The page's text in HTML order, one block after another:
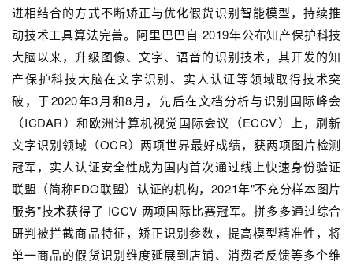
进相结合的方式不断矫正与优化假货识别智能模型，持续推
动技术工具算法完善。阿里巴巴自 2019年公布知产保护科技
大脑以来，升级图像、文字、语音的识别技术，其开发的知
产保护科技大脑在文字识别、实人认证等领域取得技术突
破，于2020年3月和8月，先后在文档分析与识别国际峰会
（ICDAR）和欧洲计算机视觉国际会议（ECCV）上，刷新
文字识别领域（OCR）两项世界最好成绩，获两项图片检测
冠军，实人认证安全性成为国内首次通过线上快速身份验证
联盟（简称FDO联盟）认证的机构，2021年"不充分样本图片
服务"技术获得了 ICCV 两项国际比赛冠军。拼多多通过综合
研判被拦截商品特征，矫正识别参数，提高模型精准性，将
单一商品的假货识别维度延展到店铺、消费者反馈等多个维